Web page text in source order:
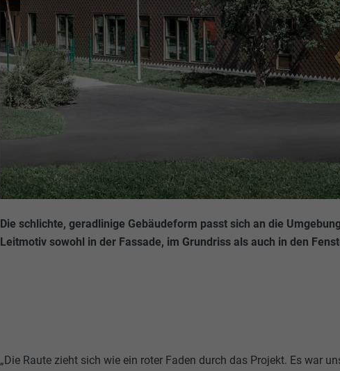
Die schlichte, geradlinige Gebäudeform passt sich an die
Leitmotiv sowohl in der Fassade, im Grundriss als auch in den
„Die Raute zieht sich wie ein roter Faden durch das Projekt. Es war